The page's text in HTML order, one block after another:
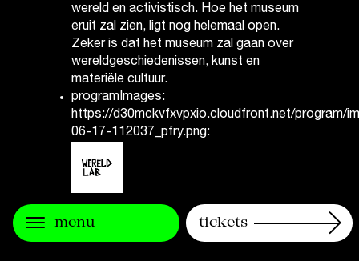
wereld en activistisch. Hoe het museum
eruit zal zien, ligt nog helemaal open.
Zeker is dat het museum zal gaan over
wereldgeschiedenissen, kunst en
materiële cultuur.
programImages:
https://d30mckvfxvpxio.cloudfront.net/program/
06-17-112037_pfry.png:
menu tickets